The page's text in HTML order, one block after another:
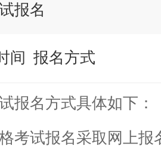
报名
间 报名方式
及入口
报名方式具体如下：
试报名采取网上报